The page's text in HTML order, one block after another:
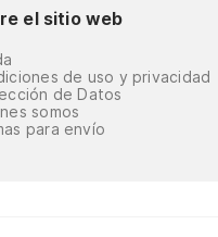
el sitio web
de uso y privacidad
de Datos
somos
para envío